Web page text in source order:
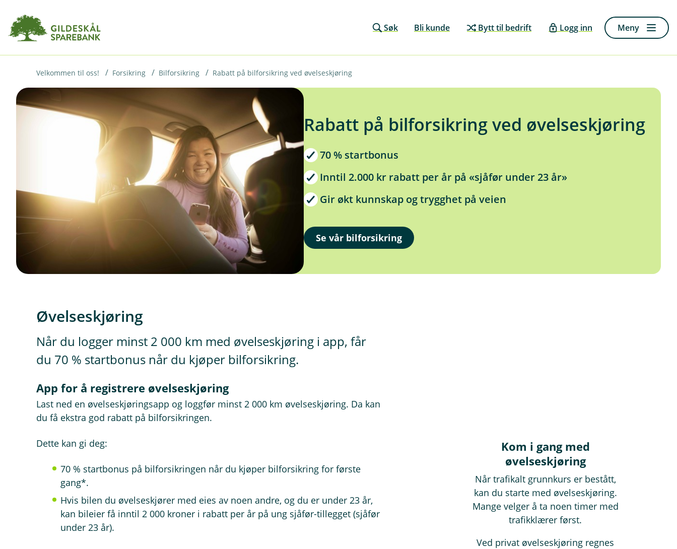
Søk Bli kunde Bytt til bedrift Logg inn Meny
Velkommen til oss! Forsikring Bilforsikring Rabatt på bilforsikring ved øvelseskjøring
Rabatt på bilforsikring ved øvelseskjøring
70 % startbonus
Inntil 2.000 kr rabatt per år på «sjåfør under 23 år»
Gir økt kunnskap og trygghet på veien
Se vår bilforsikring
Øvelseskjøring
Når du logger minst 2 000 km med øvelseskjøring i app, får
du 70 % startbonus når du kjøper bilforsikring.
App for å registrere øvelseskjøring
Last ned en øvelseskjøringsapp og loggfør minst 2 000 km øvelseskjøring. Da kan
du få ekstra god rabatt på bilforsikringen.
Dette kan gi deg:
70 % startbonus på bilforsikringen når du kjøper bilforsikring for første
gang*.
Hvis bilen du øvelseskjører med eies av noen andre, og du er under 23 år,
kan bileier få inntil 2 000 kroner i rabatt per år på ung sjåfør-tillegget (sjåfør
under 23 år).
Kom i gang med
øvelseskjøring
Når trafikalt grunnkurs er bestått,
kan du starte med øvelseskjøring.
Mange velger å ta noen timer med
trafikklærer først.
Ved privat øvelseskjøring regnes